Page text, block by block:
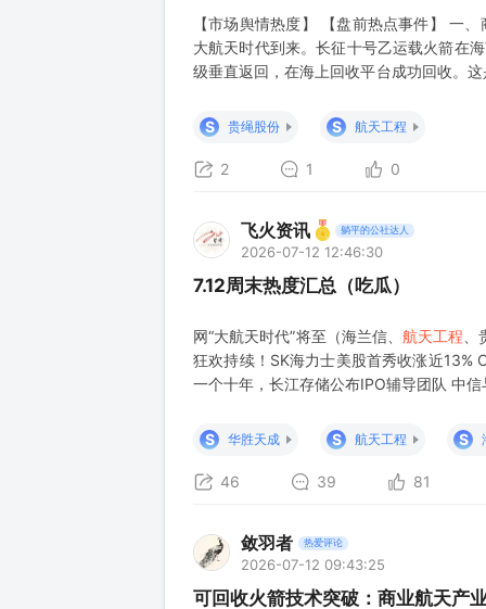
【市场舆情热度】 【盘前热点事件】 一
大航天时代到来。长征十号乙运载火箭在
级垂直返回，在海上回收平台成功回收。
动力、银河航天进入辅导期。 3）3D打
二、存储 1）长
S 贵绳股份 S 航天工程
2 1 0
飞火资讯 躺平的公社达人
2026-07-12 12:46:30
7.12周末热度汇总（吃瓜）
网“大航天时代”将至（海兰信、 航天工程
狂欢持续！SK海力士美股首秀收涨近13%
一个十年，长江存储公布IPO辅导团队 中
2027年下半年出现；202
S 华胜天成 S 航天工程 S
46 39 81
敛羽者 热爱评论
2026-07-12 09:43:25
可回收火箭技术突破：商业航天产